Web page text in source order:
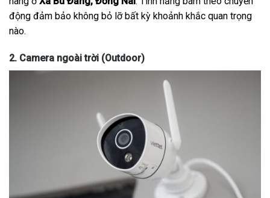
động đảm bảo không bỏ lỡ bất kỳ khoảnh khắc quan trọng
nào.
2. Camera ngoài trời (Outdoor)